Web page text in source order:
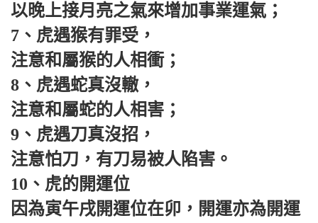
以晚上接月亮之氣來增加事業運氣；
7、虎遇猴有罪受，
注意和屬猴的人相衝；
8、虎遇蛇真沒轍，
注意和屬蛇的人相害；
9、虎遇刀真沒招，
注意怕刀，有刀易被人陷害。
10、虎的開運位
因為寅午戌開運位在卯，開運亦為開運